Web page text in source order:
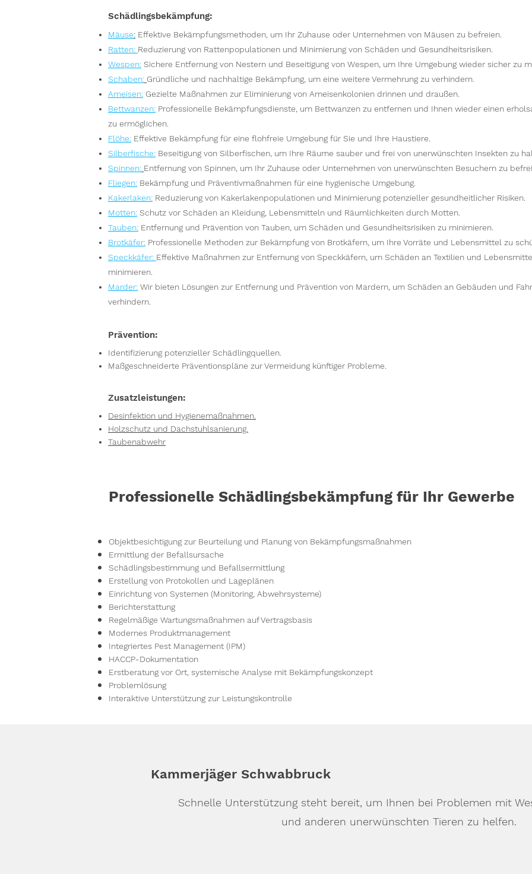
Schädlingsbekämpfung:
Mäuse: Effektive Bekämpfungsmethoden, um Ihr Zuhause oder Unternehmen von Mäusen zu befreien.
Ratten: Reduzierung von Rattenpopulationen und Minimierung von Schäden und Gesundheitsrisiken.
Wespen: Sichere Entfernung von Nestern und Beseitigung von Wespen, um Ihre Umgebung wieder sicher zu
Schaben: Gründliche und nachhaltige Bekämpfung, um eine weitere Vermehrung zu verhindern.
Ameisen: Gezielte Maßnahmen zur Eliminierung von Ameisenkolonien drinnen und draußen.
Bettwanzen: Professionelle Bekämpfungsdienste, um Bettwanzen zu entfernen und Ihnen wieder einen
zu ermöglichen.
Flöhe: Effektive Bekämpfung für eine flohfreie Umgebung für Sie und Ihre Haustiere.
Silberfische: Beseitigung von Silberfischen, um Ihre Räume sauber und frei von unerwünschten Insekten zu
Spinnen: Entfernung von Spinnen, um Ihr Zuhause oder Unternehmen von unerwünschten Besuchern zu
Fliegen: Bekämpfung und Präventivmaßnahmen für eine hygienische Umgebung.
Kakerlaken: Reduzierung von Kakerlakenpopulationen und Minimierung potenzieller gesundheitlicher Risiken.
Motten: Schutz vor Schäden an Kleidung, Lebensmitteln und Räumlichkeiten durch Motten.
Tauben: Entfernung und Prävention von Tauben, um Schäden und Gesundheitsrisiken zu minimieren.
Brotkäfer: Professionelle Methoden zur Bekämpfung von Brotkäfern, um Ihre Vorräte und Lebensmittel zu
Speckkäfer: Effektive Maßnahmen zur Entfernung von Speckkäfern, um Schäden an Textilien und
minimieren.
Marder: Wir bieten Lösungen zur Entfernung und Prävention von Mardern, um Schäden an Gebäuden und
verhindern.
Prävention:
Identifizierung potenzieller Schädlingquellen.
Maßgeschneiderte Präventionspläne zur Vermeidung künftiger Probleme.
Zusatzleistungen:
Desinfektion und Hygienemaßnahmen.
Holzschutz und Dachstuhlsanierung.
Taubenabwehr
Professionelle Schädlingsbekämpfung für Ihr Gewerbe
Objektbesichtigung zur Beurteilung und Planung von Bekämpfungsmaßnahmen
Ermittlung der Befallsursache
Schädlingsbestimmung und Befallsermittlung
Erstellung von Protokollen und Lageplänen
Einrichtung von Systemen (Monitoring, Abwehrsysteme)
Berichterstattung
Regelmäßige Wartungsmaßnahmen auf Vertragsbasis
Modernes Produktmanagement
Integriertes Pest Management (IPM)
HACCP-Dokumentation
Erstberatung vor Ort, systemische Analyse mit Bekämpfungskonzept
Problemlösung
Interaktive Unterstützung zur Leistungskontrolle
Kammerjäger Schwabbruck
Schnelle Unterstützung steht bereit, um Ihnen bei Problemen mit
und anderen unerwünschten Tieren zu helfen.